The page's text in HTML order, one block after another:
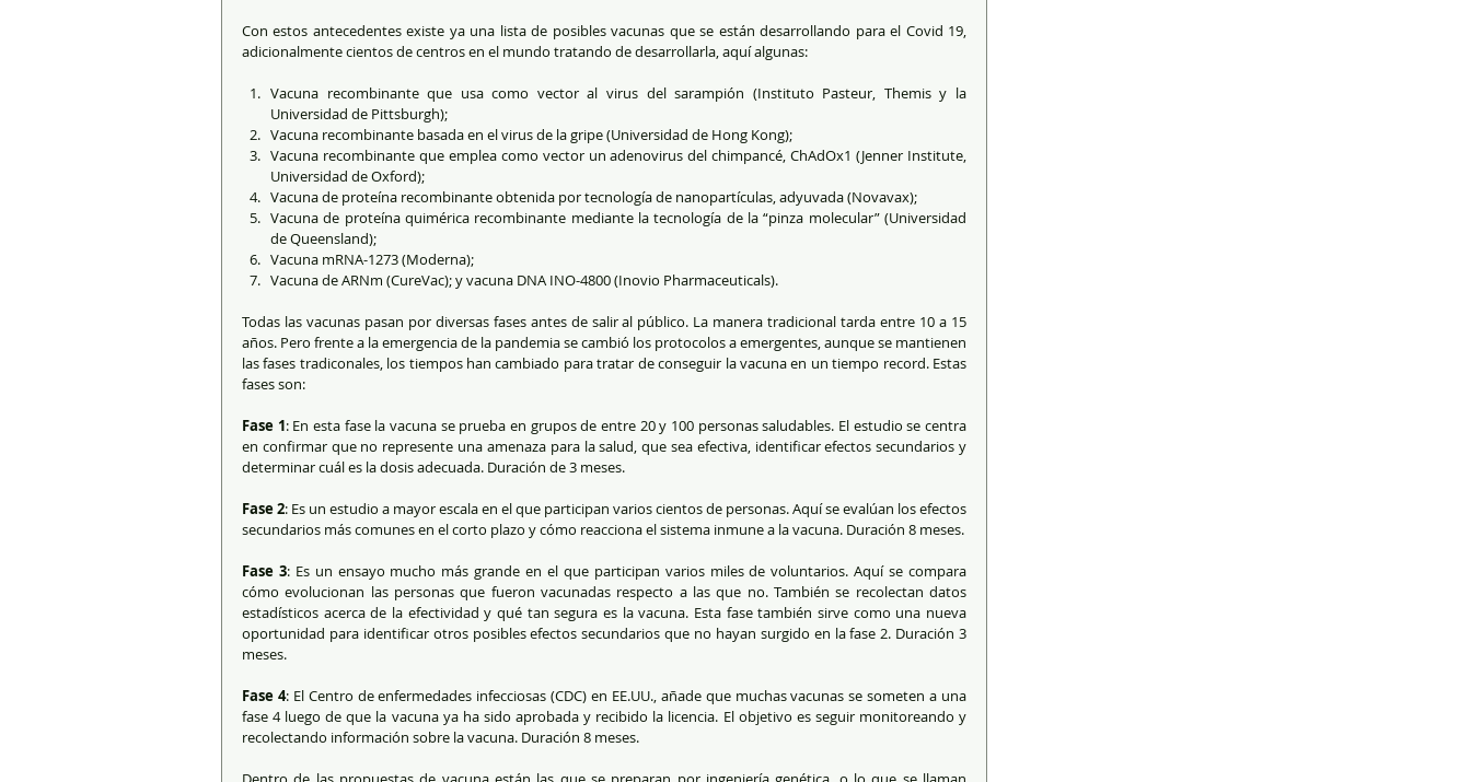
Con estos antecedentes existe ya una lista de posibles vacunas que se están desarrollando para el Covid 19,
adicionalmente cientos de centros en el mundo tratando de desarrollarla, aquí algunas:
Vacuna recombinante que usa como vector al virus del sarampión (Instituto Pasteur, Themis y la
Universidad de Pittsburgh);
Vacuna recombinante basada en el virus de la gripe (Universidad de Hong Kong);
Vacuna recombinante que emplea como vector un adenovirus del chimpancé, ChAdOx1 (Jenner Institute,
Universidad de Oxford);
Vacuna de proteína recombinante obtenida por tecnología de nanopartículas, adyuvada (Novavax);
Vacuna de proteína quimérica recombinante mediante la tecnología de la “pinza molecular” (Universidad
de Queensland);
Vacuna mRNA-1273 (Moderna);
Vacuna de ARNm (CureVac); y vacuna DNA INO-4800 (Inovio Pharmaceuticals).
Todas las vacunas pasan por diversas fases antes de salir al público. La manera tradicional tarda entre 10 a 15
años. Pero frente a la emergencia de la pandemia se cambió los protocolos a emergentes, aunque se mantienen
las fases tradiconales, los tiempos han cambiado para tratar de conseguir la vacuna en un tiempo record. Estas
fases son:
Fase 1: En esta fase la vacuna se prueba en grupos de entre 20 y 100 personas saludables. El estudio se centra
en confirmar que no represente una amenaza para la salud, que sea efectiva, identificar efectos secundarios y
determinar cuál es la dosis adecuada. Duración de 3 meses.
Fase 2: Es un estudio a mayor escala en el que participan varios cientos de personas. Aquí se evalúan los efectos
secundarios más comunes en el corto plazo y cómo reacciona el sistema inmune a la vacuna. Duración 8 meses.
Fase 3: Es un ensayo mucho más grande en el que participan varios miles de voluntarios. Aquí se compara
cómo evolucionan las personas que fueron vacunadas respecto a las que no. También se recolectan datos
estadísticos acerca de la efectividad y qué tan segura es la vacuna. Esta fase también sirve como una nueva
oportunidad para identificar otros posibles efectos secundarios que no hayan surgido en la fase 2. Duración 3
meses.
Fase 4: El Centro de enfermedades infecciosas (CDC) en EE.UU., añade que muchas vacunas se someten a una
fase 4 luego de que la vacuna ya ha sido aprobada y recibido la licencia. El objetivo es seguir monitoreando y
recolectando información sobre la vacuna. Duración 8 meses.